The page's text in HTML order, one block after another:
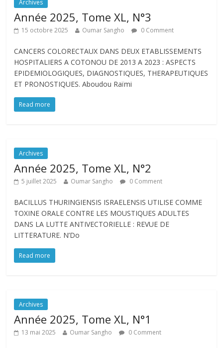
Archives
Année 2025, Tome XL, N°3
15 octobre 2025 Oumar Sangho 0 Comment
CANCERS COLORECTAUX DANS DEUX ETABLISSEMENTS
HOSPITALIERS A COTONOU DE 2013 A 2023 : ASPECTS
EPIDEMIOLOGIQUES, DIAGNOSTIQUES, THERAPEUTIQUES
ET PRONOSTIQUES. Aboudou Raïmi
Read more
Archives
Année 2025, Tome XL, N°2
5 juillet 2025 Oumar Sangho 0 Comment
BACILLUS THURINGIENSIS ISRAELENSIS UTILISE COMME
TOXINE ORALE CONTRE LES MOUSTIQUES ADULTES
DANS LA LUTTE ANTIVECTORIELLE : REVUE DE
LITTERATURE. N’Do
Read more
Archives
Année 2025, Tome XL, N°1
13 mai 2025 Oumar Sangho 0 Comment